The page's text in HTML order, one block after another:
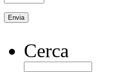
Cerca